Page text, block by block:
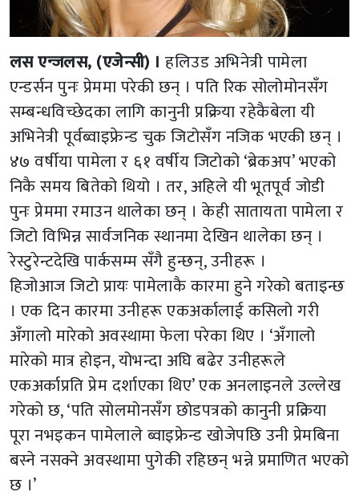
लस एन्जलस, (एजेन्सी) । हलिउड अभिनेत्री पामेला
एन्डर्सन पुनः प्रेममा परेकी छन् । पति रिक सोलोमोनसँग
सम्बन्धविच्छेदका लागि कानुनी प्रक्रिया रहेकैबेला यी
अभिनेत्री पूर्वब्वाइफ्रेन्ड चुक जिटोसँग नजिक भएकी छन् ।
४७ वर्षीया पामेला र ६१ वर्षीय जिटोको ‘ब्रेकअप’ भएको
निकै समय बितेको थियो । तर, अहिले यी भूतपूर्व जोडी
पुनः प्रेममा रमाउन थालेका छन् । केही सातायता पामेला र
जिटो विभिन्न सार्वजनिक स्थानमा देखिन थालेका छन् ।
रेस्टुरेन्टदेखि पार्कसम्म सँगै हुन्छन्, उनीहरू ।
हिजोआज जिटो प्रायः पामेलाकै कारमा हुने गरेको बताइन्छ
। एक दिन कारमा उनीहरू एकअर्कालाई कसिलो गरी
अँगालो मारेको अवस्थामा फेला परेका थिए । ‘अँगालो
मारेको मात्र होइन, योभन्दा अघि बढेर उनीहरूले
एकअर्काप्रति प्रेम दर्शाएका थिए’ एक अनलाइनले उल्लेख
गरेको छ, ‘पति सोलमोनसँग छोडपत्रको कानुनी प्रक्रिया
पूरा नभइकन पामेलाले ब्वाइफ्रेन्ड खोजेपछि उनी प्रेमबिना
बस्ने नसक्ने अवस्थामा पुगेकी रहिछन् भन्ने प्रमाणित भएको
छ ।’